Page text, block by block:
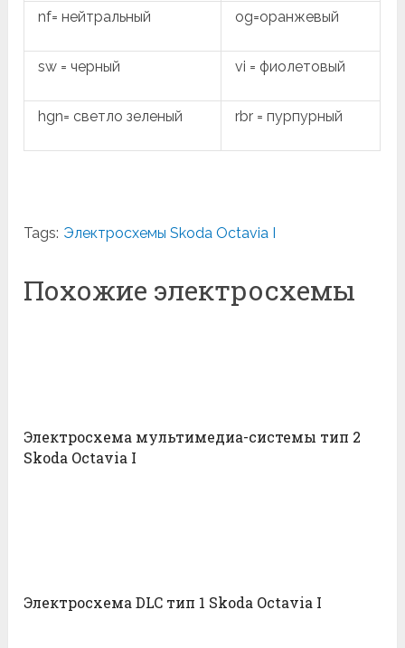
nf= нейтральный og=оранжевый
sw = черный vi = фиолетовый
hgn= светло зеленый rbr = пурпурный
Tags: Электросхемы Skoda Octavia I
Похожие электросхемы
Электросхема мультимедиа-системы тип 2
Skoda Octavia I
Электросхема DLC тип 1 Skoda Octavia I